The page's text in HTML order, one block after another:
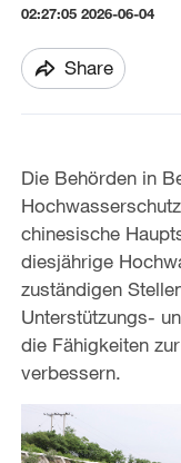
02:27:05 2026-06-04
Share
Die Behörden in
chinesische
diesjährige
zuständigen
Unterstützungs-
die Fähigkeiten
verbessern.